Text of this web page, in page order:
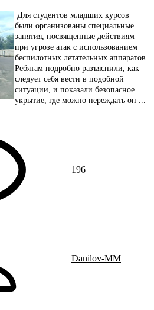
Для студентов младших курсов
были организованы специальные
занятия, посвященные действиям
при угрозе атак с использованием
беспилотных летательных аппаратов.
Ребятам подробно разъяснили, как
следует себя вести в подобной
ситуации, и показали безопасное
укрытие, где можно переждать оп ...
196
Danilov-MM